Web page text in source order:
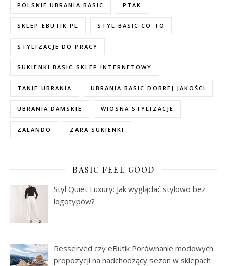
POLSKIE UBRANIA BASIC PTAK
SKLEP EBUTIK.PL STYL BASIC CO TO
STYLIZACJE DO PRACY
SUKIENKI BASIC SKLEP INTERNETOWY
TANIE UBRANIA UBRANIA BASIC DOBREJ JAKOŚCI
UBRANIA DAMSKIE WIOSNA STYLIZACJE
ZALANDO ZARA SUKIENKI
BASIC FEEL GOOD
Styl Quiet Luxury: Jak wyglądać stylowo bez
logotypów?
Resserved czy eButik Porównanie modowych
propozycji na nadchodzący sezon w sklepach